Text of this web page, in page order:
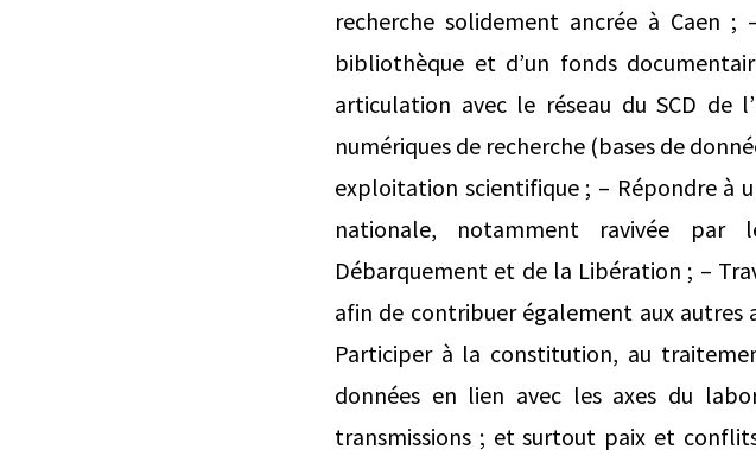
recherche solidement ancrée à Caen
bibliothèque et d’un fonds
articulation avec le réseau du SCD de
numériques de recherche (bases de
exploitation scientifique ; – Répondre à
nationale, notamment ravivée par
Débarquement et de la Libération ; –
afin de contribuer également aux autres
Participer à la constitution, au
données en lien avec les axes du
transmissions ; et surtout paix et